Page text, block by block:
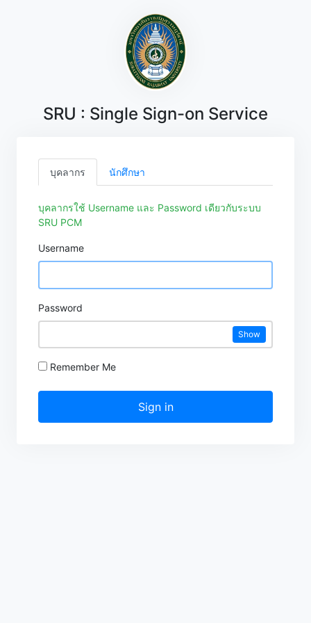
SRU : Single Sign-on Service
บุคลากร นักศึกษา
บุคลากรใช้ Username และ Password เดียวกับระบบ
SRU PCM
Username
Password
Show
Remember Me
Sign in